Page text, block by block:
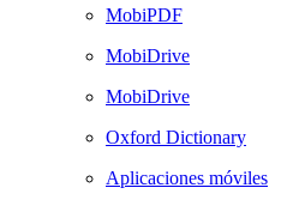
MobiPDF
MobiDrive
MobiDrive
Oxford Dictionary
Aplicaciones móviles